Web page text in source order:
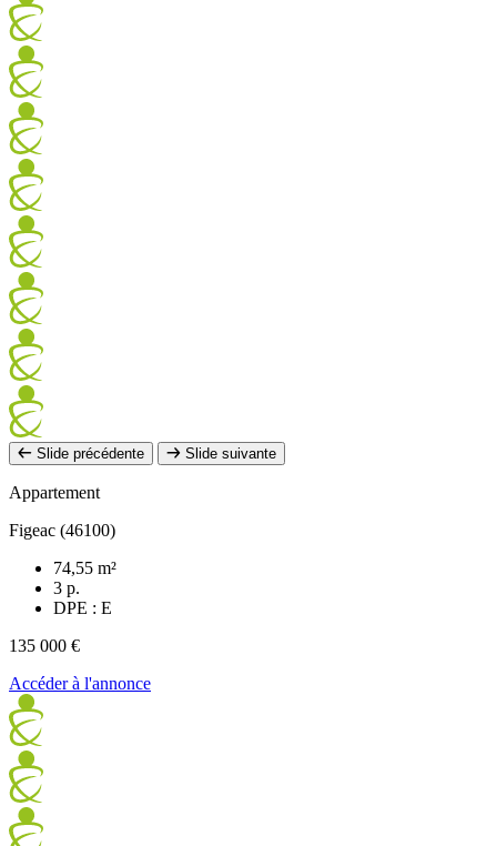
Slide précédente Slide suivante
Appartement
Figeac (46100)
74,55 m²
3 p.
DPE : E
135 000 €
Accéder à l'annonce